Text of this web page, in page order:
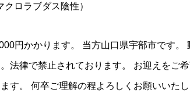
ロラブダス陰性）
円かかります。 当方山口県宇部市です
法律で禁止されております。 お迎えをご
す。 何卒ご理解の程よろしくお願いいた